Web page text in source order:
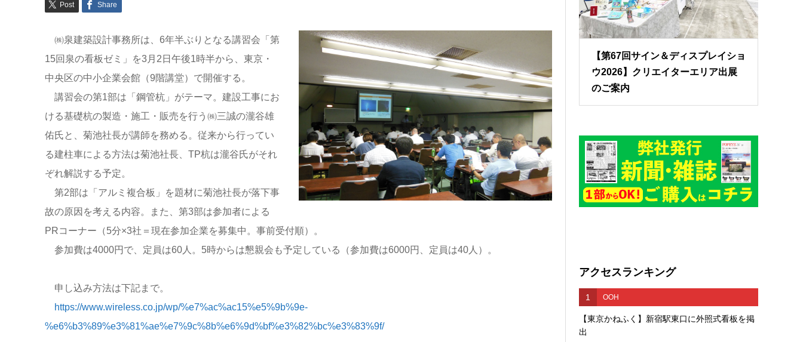
Post Share
㈱泉建築設計事務所は、6年半ぶりとなる講習会「第
15回泉の看板ゼミ」を3月2日午後1時半から、東京・
中央区の中小企業会館（9階講堂）で開催する。
講習会の第1部は「鋼管杭」がテーマ。建設工事にお
ける基礎杭の製造・施工・販売を行う㈱三誠の瀧谷雄
佑氏と、菊池社長が講師を務める。従来から行ってい
る建柱車による方法は菊池社長、TP杭は瀧谷氏がそれ
ぞれ解説する予定。
第2部は「アルミ複合板」を題材に菊池社長が落下事
故の原因を考える内容。また、第3部は参加者による
PRコーナー（5分×3社＝現在参加企業を募集中。事前受付順）。
参加費は4000円で、定員は60人。5時からは懇親会も予定している（参加費は6000円、定員は40人）。
申し込み方法は下記まで。
https://www.wireless.co.jp/wp/%e7%ac%ac15%e5%9b%9e-
%e6%b3%89%e3%81%ae%e7%9c%8b%e6%9d%bf%e3%82%bc%e3%83%9f/
【第67回サイン＆ディスプレイショ
ウ2026】クリエイターエリア出展
のご案内
アクセスランキング
1 OOH
【東京かねふく】新宿駅東口に外照式看板を掲
出